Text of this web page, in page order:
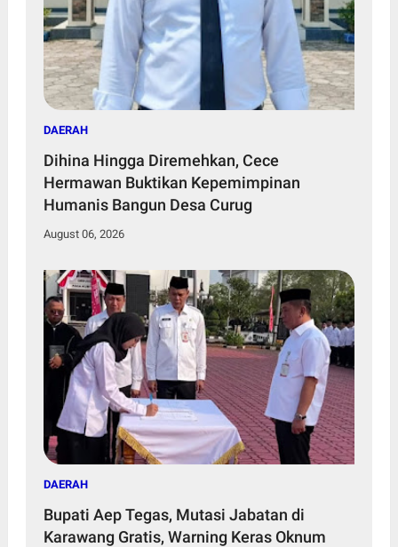
DAERAH
Dihina Hingga Diremehkan, Cece
Hermawan Buktikan Kepemimpinan
Humanis Bangun Desa Curug
August 06, 2026
DAERAH
Bupati Aep Tegas, Mutasi Jabatan di
Karawang Gratis, Warning Keras Oknum